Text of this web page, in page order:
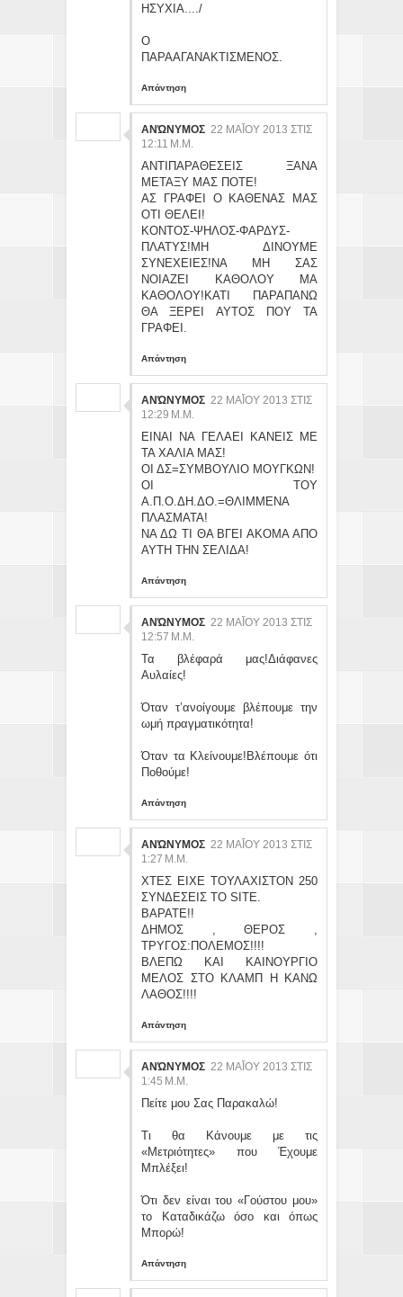
ΗΣΥΧΙΑ..../
Ο
ΠΑΡΑΑΓΑΝΑΚΤΙΣΜΕΝΟΣ.
Απάντηση
ΑΝΏΝΥΜΟΣ 22 ΜΑΪ́ΟΥ 2013 ΣΤΙΣ 12
:11 Μ.Μ.
ΑΝΤΙΠΑΡΑΘΕΣΕΙΣ ΞΑΝΑ
ΜΕΤΑΞΥ ΜΑΣ ΠΟΤΕ!
ΑΣ ΓΡΑΦΕΙ Ο ΚΑΘΕΝΑΣ ΜΑΣ
ΟΤΙ ΘΕΛΕΙ!
ΚΟΝΤΟΣ-ΨΗΛΟΣ-ΦΑΡΔΥΣ-
ΠΛΑΤΥΣ!ΜΗ ΔΙΝΟΥΜΕ
ΣΥΝΕΧΕΙΕΣ!ΝΑ ΜΗ ΣΑΣ
ΝΟΙΑΖΕΙ ΚΑΘΟΛΟΥ ΜΑ
ΚΑΘΟΛΟΥ!ΚΑΤΙ ΠΑΡΑΠΑΝΩ
ΘΑ ΞΕΡΕΙ ΑΥΤΟΣ ΠΟΥ ΤΑ
ΓΡΑΦΕΙ.
Απάντηση
ΑΝΏΝΥΜΟΣ 22 ΜΑΪ́ΟΥ 2013 ΣΤΙΣ 12
:29 Μ.Μ.
ΕΙΝΑΙ ΝΑ ΓΕΛΑΕΙ ΚΑΝΕΙΣ ΜΕ
ΤΑ ΧΑΛΙΑ ΜΑΣ!
ΟΙ ΔΣ=ΣΥΜΒΟΥΛΙΟ ΜΟΥΓΚΩΝ!
ΟΙ ΤΟΥ
Α.Π.Ο.ΔΗ.ΔΟ.=ΘΛΙΜΜΕΝΑ
ΠΛΑΣΜΑΤΑ!
ΝΑ ΔΩ ΤΙ ΘΑ ΒΓΕΙ ΑΚΟΜΑ ΑΠΟ
ΑΥΤΗ ΤΗΝ ΣΕΛΙΔΑ!
Απάντηση
ΑΝΏΝΥΜΟΣ 22 ΜΑΪ́ΟΥ 2013 ΣΤΙΣ 12
:57 Μ.Μ.
Τα βλέφαρά μας!Διάφανες
Αυλαίες!
Όταν τ’ανοίγουμε βλέπουμε την
ωμή πραγματικότητα!
Όταν τα Κλείνουμε!Βλέπουμε ότι
Ποθούμε!
Απάντηση
ΑΝΏΝΥΜΟΣ 22 ΜΑΪ́ΟΥ 2013 ΣΤΙΣ 1:
27 Μ.Μ.
ΧΤΕΣ ΕΙΧΕ ΤΟΥΛΑΧΙΣΤΟΝ 250
ΣΥΝΔΕΣΕΙΣ ΤΟ SITE.
ΒΑΡΑΤΕ!!
ΔΗΜΟΣ , ΘΕΡΟΣ ,
ΤΡΥΓΟΣ:ΠΟΛΕΜΟΣ!!!!
ΒΛΕΠΩ ΚΑΙ ΚΑΙΝΟΥΡΓΙΟ
ΜΕΛΟΣ ΣΤΟ ΚΛΑΜΠ Η ΚΑΝΩ
ΛΑΘΟΣ!!!!
Απάντηση
ΑΝΏΝΥΜΟΣ 22 ΜΑΪ́ΟΥ 2013 ΣΤΙΣ 1:
45 Μ.Μ.
Πείτε μου Σας Παρακαλώ!
Τι θα Κάνουμε με τις
«Μετριότητες» που Έχουμε
Μπλέξει!
Ότι δεν είναι του «Γούστου μου»
το Καταδικάζω όσο και όπως
Μπορώ!
Απάντηση